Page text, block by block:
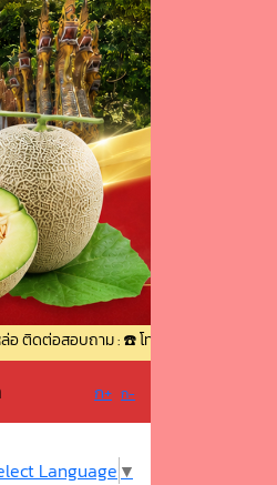
☎️ โทรศัพท์ : 0-5336-9049 ☎️ โทรสาร :
ก+ ก-
Language ▼